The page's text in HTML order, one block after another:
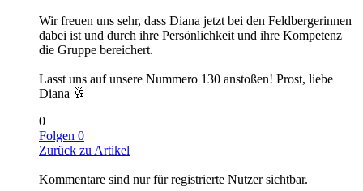
Wir freuen uns sehr, dass Diana jetzt bei den Feldbergerinnen
dabei ist und durch ihre Persönlichkeit und ihre Kompetenz
die Gruppe bereichert.
Lasst uns auf unsere Nummero 130 anstoßen! Prost, liebe
Diana 🥂
0
Folgen 0
Zurück zu Artikel
Kommentare sind nur für registrierte Nutzer sichtbar.